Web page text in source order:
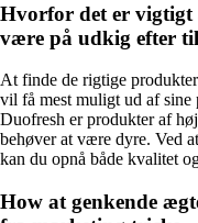
Hvorfor det er
være på udkig efter
At finde de rigtige
vil få mest muligt ud af sine
Duofresh er produkter af
behøver at være dyre. Ved
kan du opnå både kvalitet
How at genkende